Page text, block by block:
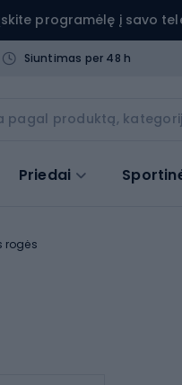
programėlę į savo
Siuntimas per 48 h
Priedai
rogės